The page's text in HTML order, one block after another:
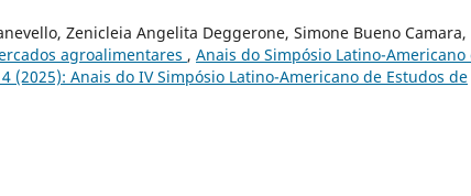
Zenicleia Angelita Deggerone, Simone Bueno Camara,
agroalimentares , Anais do Simpósio Latino-Americano
(2025): Anais do IV Simpósio Latino-Americano de Estudos de